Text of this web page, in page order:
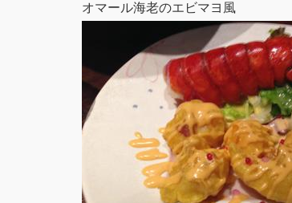
オマール海老のエビマヨ風